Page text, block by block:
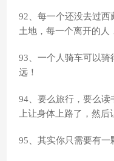
92、每一个还没去过
土地，每一个离开的人
93、一个人骑车可以
远！
94、要么旅行，要么
上让身体上路了，然
95、其实你只需要有一